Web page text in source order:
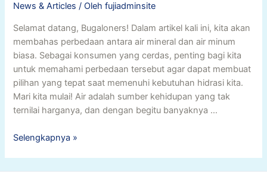
News & Articles / Olehfujiadminsite
Selamat datang, Bugaloners! Dalam artikel kali ini, kita akan
membahas perbedaan antara air mineral dan air minum
biasa. Sebagai konsumen yang cerdas, penting bagi kita
untuk memahami perbedaan tersebut agar dapat membuat
pilihan yang tepat saat memenuhi kebutuhan hidrasi kita.
Mari kita mulai! Air adalah sumber kehidupan yang tak
ternilai harganya, dan dengan begitu banyaknya …
Air
Selengkapnya »